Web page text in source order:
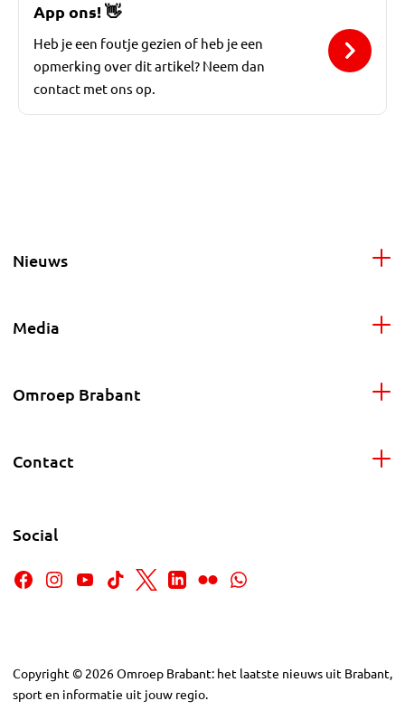
App ons!👋
Heb je een foutje gezien of heb je een
opmerking over dit artikel? Neem dan
contact met ons op.
Nieuws
Media
Omroep Brabant
Contact
Social
Copyright © 2026Omroep Brabant: het laatste nieuws uit Brabant,
sport en informatie uit jouw regio.